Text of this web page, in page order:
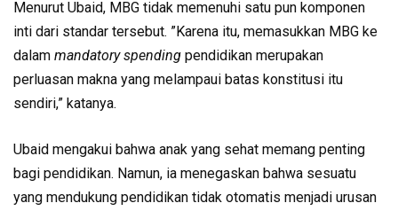
Menurut Ubaid, MBG tidak memenuhi satu pun komponen
inti dari standar tersebut. ”Karena itu, memasukkan MBG ke
dalam mandatory spending pendidikan merupakan
perluasan makna yang melampaui batas konstitusi itu
sendiri,” katanya.
Ubaid mengakui bahwa anak yang sehat memang penting
bagi pendidikan. Namun, ia menegaskan bahwa sesuatu
yang mendukung pendidikan tidak otomatis menjadi urusan